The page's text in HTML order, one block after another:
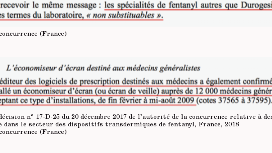
(France)
n° 17-D-25 du 20 décembre 2017 de l’autorité de la concurrence relative à
dans le secteur des dispositifs transdermiques de fentanyl, France, 2018
(France)